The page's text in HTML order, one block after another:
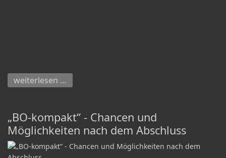
weiterlesen …
„BO-kompakt“ - Chancen und
Möglichkeiten nach dem Abschluss